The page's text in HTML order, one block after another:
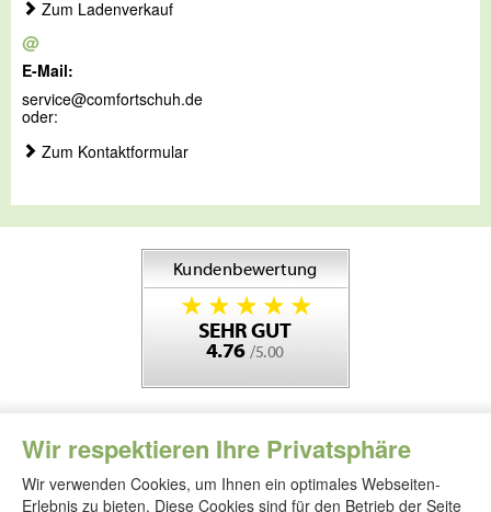
Wir respektieren Ihre Privatsphäre
Wir verwenden Cookies, um Ihnen ein optimales Webseiten-
Erlebnis zu bieten. Diese Cookies sind für den Betrieb der Seite
Zum Ladenverkauf
@
E-Mail:
service@comfortschuh.de
oder:
Zum Kontaktformular